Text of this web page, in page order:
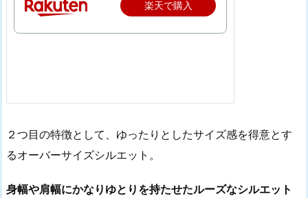
楽天で購入
２つ目の特徴として、ゆったりとしたサイズ感を得意とす
るオーバーサイズシルエット。
身幅や肩幅にかなりゆとりを持たせたルーズなシルエット